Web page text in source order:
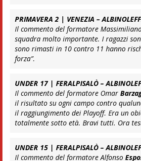
PRIMAVERA 2 | VENEZIA –
Il commento del formatore
squadra molto importante. I ragazzi
sono rimasti in 10 contro 11 hanno
forza”.
UNDER 17 | FERALPISALÒ –
Il commento del formatore Omar
il risultato su ogni campo contro
il raggiungimento dei Playoff. Era un
totalmente sotto età. Bravi tutti. Ora
UNDER 15 | FERALPISALÒ –
Il commento del formatore Alfonso